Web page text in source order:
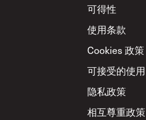
Footer
可得性
使用条款
Cookies 政策
可接受的使用
隐私政策
相互尊重政策